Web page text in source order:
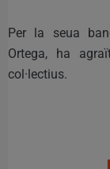
Per la seua
Ortega, ha
col·lectius.